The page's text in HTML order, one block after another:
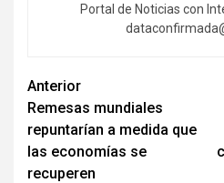
Portal de Noticias con
Navegación
de
entradas
Anterior
Remesas mundiales
repuntarían a medida que
las economías se
recuperen